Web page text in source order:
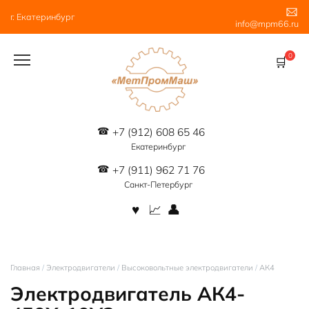
содержанию
г. Екатеринбург
info@mpm66.ru
+7 (912) 608 65 46
Екатеринбург
+7 (911) 962 71 76
Санкт-Петербург
0
Главная / Электродвигатели / Высоковольтные электродвигатели / АК4
Электродвигатель АК4-